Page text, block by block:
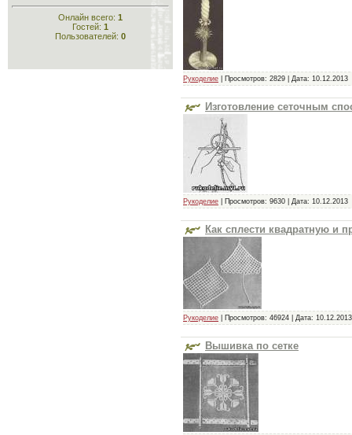
Онлайн всего: 1
Гостей: 1
Пользователей: 0
Рукоделие | Просмотров: 2829 | Дата: 10.12.2013
Изготовление сеточным
Рукоделие | Просмотров: 9630 | Дата: 10.12.2013
Как сплести квадратную и
Рукоделие | Просмотров: 46924 | Дата: 10.12.2013
Вышивка по сетке